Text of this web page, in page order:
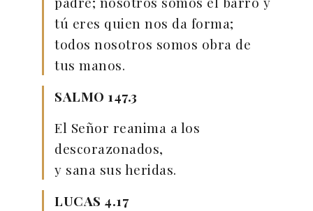
tú eres quien nos da forma;
todos nosotros somos obra de
tus manos.
SALMO 147.3
El Señor reanima a los
descorazonados,
y sana sus heridas.
LUCAS 4.17